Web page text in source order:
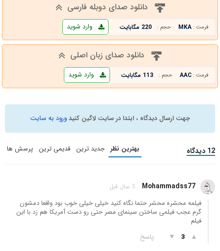
دانلود صدای دوبله فارسی
فرمت : MKA حجم : 220 مگابایت وارد شوید
دانلود صدای زبان اصلی
فرمت : AAC حجم : 113 مگابایت وارد شوید
جهت ارسال دیدگاه ، ابتدا در سایت لاگین کنیدورود به سایت
12 دیدگاه بهترین نظر جدید ترین قدیمی ترین پرسش ها
Mohammadss77 3 سال قبل
فیلمه محشره محشر حتما نگاه کنید خیلی خیلی خوب بود واقعا دمشون
گرم عجب فیلمی ساختن سینمای مصر حتی رو دست آمریکا هم زد با این
فیلم
▲
3
▼ پاسخ